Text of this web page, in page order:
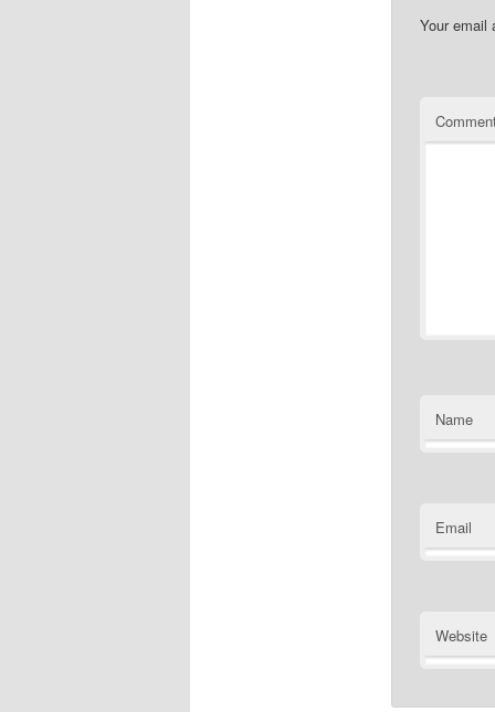
Your email
Name
Email
Website